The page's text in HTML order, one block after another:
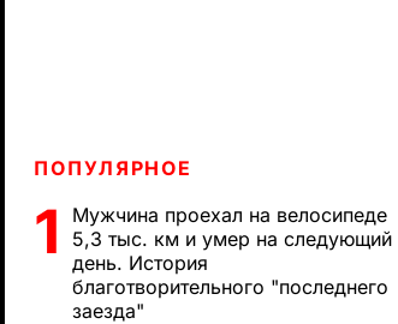
ПОПУЛЯРНОЕ
1
Мужчина проехал на велосипеде
5,3 тыс. км и умер на следующий
день. История
благотворительного "последнего
заезда"